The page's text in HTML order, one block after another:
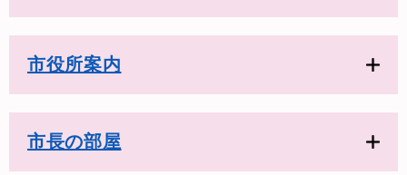
市役所案内
市長の部屋